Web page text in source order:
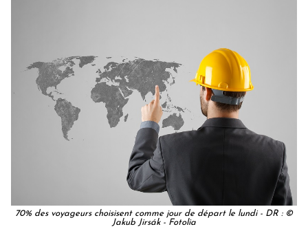
70% des voyageurs choisisent comme jour de départ le lundi - DR : ©
Jakub Jirsák - Fotolia